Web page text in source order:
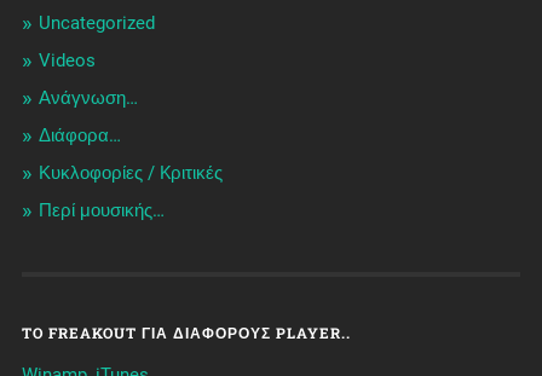
Uncategorized
Videos
Ανάγνωση…
Διάφορα…
Κυκλοφορίες / Kριτικές
Περί μουσικής…
TO FREAKOUT ΓΙΑ ΔΙΆΦΟΡΟΥΣ PLAYER..